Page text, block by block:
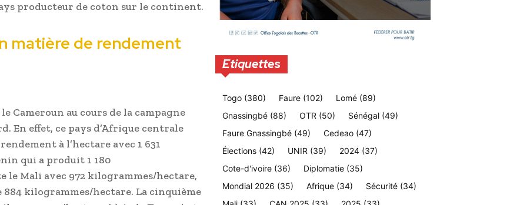
producteur de coton sur le continent.
matière de rendement
Cameroun au cours de la campagne
En effet, ce pays d’Afrique centrale
à l’hectare avec 1 631
qui a produit 1 180
Mali avec 972 kilogrammes/hectare,
kilogrammes/hectare. La cinquième
Etiquettes
Togo (380) Faure (102) Lomé (89)
Gnassingbé (88) OTR (50) Sénégal (49)
Faure Gnassingbé (49) Cedeao (47)
Élections (42) UNIR (39) 2024 (37)
Cote-d'ivoire (36) Diplomatie (35)
Mondial 2026 (35) Afrique (34) Sécurité (34)